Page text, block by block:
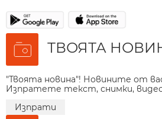
ТВОЯТА
"Твоята новина"! Новините от
Изпратете текст, снимки,
Изпрати